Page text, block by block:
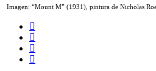
Imagen: “Mount M” (1931), pintura de Nicholas